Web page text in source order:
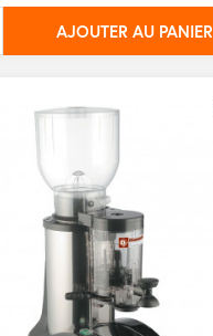
AJOUTER AU PANIER